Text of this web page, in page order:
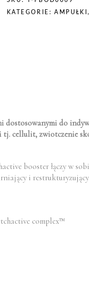
-KATEGORIE:AMPUŁKI
dostosowanymi do
cellulit, zwiotczenie
booster łączy w
i
complex™